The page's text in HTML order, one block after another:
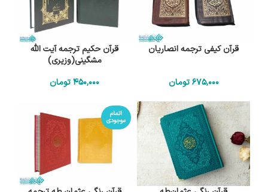
قرآن کیفی ترجمه انصاریان
675٬000 تومان
قرآن حکیم ترجمه آیت الله
مشگینی(وزیری)
450٬000تومان
اتمام
موجودی